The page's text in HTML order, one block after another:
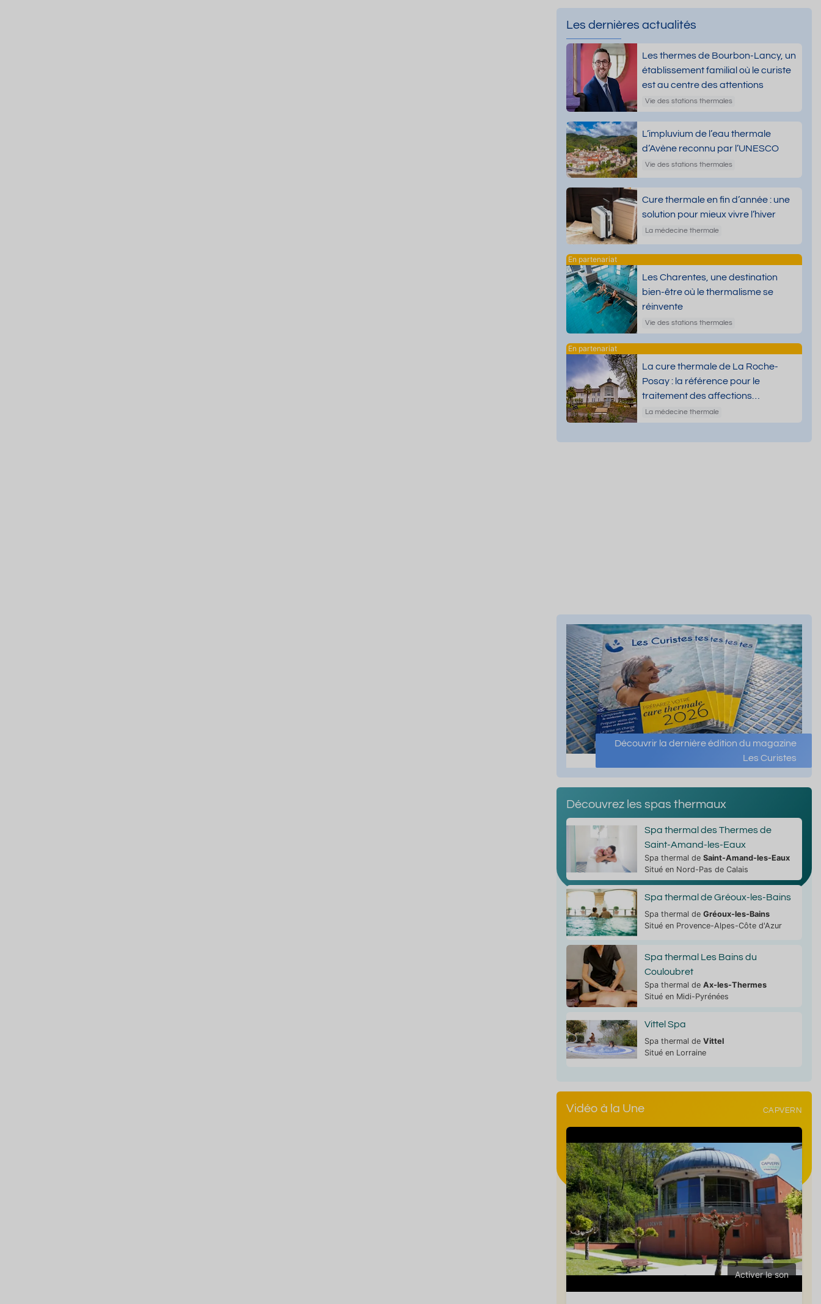
Les dernières actualités
Les thermes de Bourbon-Lancy, un
établissement familial où le curiste
est au centre des attentions
Vie des stations thermales
L’impluvium de l’eau thermale
d’Avène reconnu par l’UNESCO
Vie des stations thermales
Cure thermale en fin d’année : une
solution pour mieux vivre l’hiver
La médecine thermale
Les Charentes, une destination
bien-être où le thermalisme se
réinvente
Vie des stations thermales
La cure thermale de La Roche-
Posay : la référence pour le
traitement des affections
dermatologiques
La médecine thermale
Découvrir la dernière édition du magazine
Les Curistes
Découvrez les spas thermaux
Spa thermal des Thermes de
Saint-Amand-les-Eaux
Spa thermal de Saint-Amand-les-Eaux
Situé en Nord-Pas de Calais
Spa thermal de Gréoux-les-Bains
Spa thermal de Gréoux-les-Bains
Situé en Provence-Alpes-Côte d'Azur
Spa thermal Les Bains du
Couloubret
Spa thermal de Ax-les-Thermes
Situé en Midi-Pyrénées
Vittel Spa
Spa thermal de Vittel
Situé en Lorraine
Vidéo à la Une CAPVERN
Activer le son